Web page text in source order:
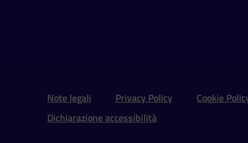
Sezione Link Utili e
Note legali Privacy Policy Cookie
Dichiarazione accessibilità